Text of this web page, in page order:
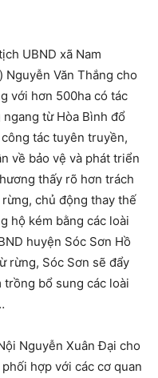
UBND xã Nam
Văn Thắng cho
với hơn 500ha có tác
từ Hòa Bình đổ
tác tuyên truyền,
về bảo vệ và phát triển
thấy rõ hơn trách
chủ động thay thế
hộ kém bằng các loài
huyện Sóc Sơn Hồ
rừng, Sóc Sơn sẽ đẩy
bổ sung các loài
Nguyễn Xuân Đại cho
hợp với các cơ quan